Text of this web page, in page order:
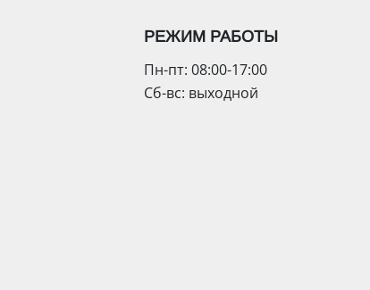
РЕЖИМ РАБОТЫ
Пн-пт: 08:00-17:00
Сб-вс: выходной